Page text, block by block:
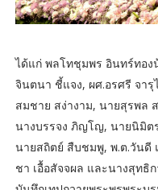
ได้แก่ พลโทชุมพร อินทร์ทอง
จินตนา ชี้แจง, ผศ.อรศรี จา
สมชาย สง่างาม, นายสุรพล
นางบรรจง ภิญโญ, นายนิมิต
นายสถิตย์ สืบชมพู, พ.ต.วันดี
ชา เอื้อสัจจผล และนางสุทธิ